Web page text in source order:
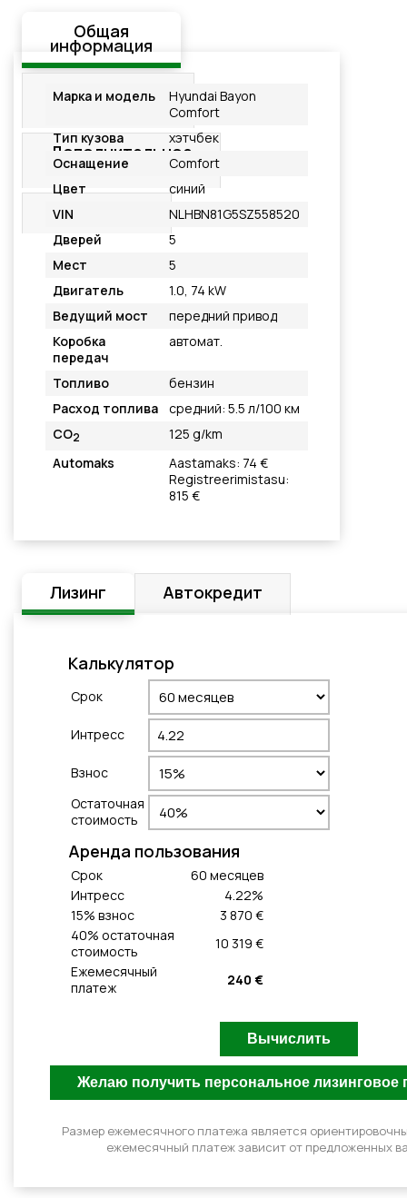
Общая
информация
Стандартная
комплектация
Дополнительное
оснащение
Подробнее
Марка и модель
Hyundai Bayon
Comfort
Тип кузова
хэтчбек
Оснащение
Comfort
Цвет
синий
VIN
NLHBN81G5SZ558520
Дверей
5
Мест
5
Двигатель
1.0, 74 kW
Ведущий мост
передний привод
Коробка
передач
автомат.
Топливо
бензин
Расход топлива
средний: 5.5 л/100 км
CO2
125 g/km
Automaks
Aastamaks: 74 €
Registreerimistasu:
815 €
Лизинг Автокредит
Калькулятор
Cрок
Интресс
Взнос
Остаточная
стоимость
Aренда пользования
Cрок 60 месяцeв
Интресс
4.22%
15% взнос
3 870 €
40% остаточная
стоимость
10 319 €
Ежемесячный
платеж
240 €
Размер ежемесячного платежа является
ежемесячный платеж зависит от предложенных